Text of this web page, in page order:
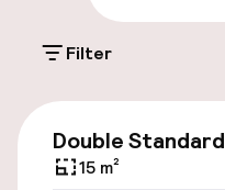
Openbaar
Toegankelijkheid
Filter
Double Standard
15 m²